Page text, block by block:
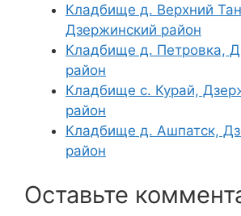
Кладбище д. Верхний
Дзержинский район
Кладбище д. Петровка,
район
Кладбище с. Курай,
район
Кладбище д. Ашпатск,
район
Оставьте